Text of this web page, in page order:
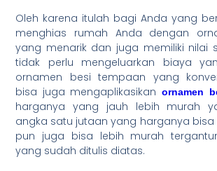
Oleh karena itulah bagi Anda yang
menghias rumah Anda dengan
yang menarik dan juga memiliki nilai
tidak perlu mengeluarkan biaya
ornamen besi tempaan yang
bisa juga mengaplikasikan ornamen
harganya yang jauh lebih murah
angka satu jutaan yang harganya bisa
pun juga bisa lebih murah
yang sudah ditulis diatas.